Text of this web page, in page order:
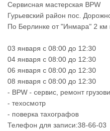
Сервисная мастерская BPW
Гурьевский район пос.
По Берлинке от "Инмара" 2 км
03 января с 08:00 до 12:30
04 января с 08:00 до 12:30
06 января с 08:00 до 12:30
08 января с 08:00 до 12:30
- BPW - сервис, ремонт
- техосмотр
- поверка тахографов
Телефон для записи:38-66-03